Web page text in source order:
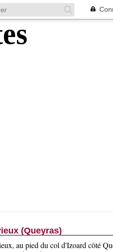
(Queyras)
au pied du col d'Izoard côté